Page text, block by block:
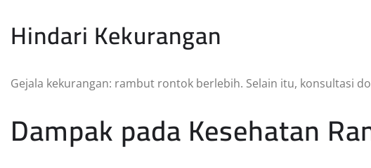
Hindari Kekurangan
Gejala kekurangan: rambut rontok berlebih. Selain itu, konsultasi
Dampak pada Kesehatan